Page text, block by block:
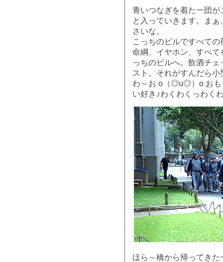
青いつなぎを着た一団
と入っていきます。ま
さいな。
こっちのビルですべて
命綱、イヤホン、すべ
っちのビルへ。飲酒チ
スト。それがすんだら
わ～お o（◎u◎）o おも
い好き♪わくわくっわく
ほら～橋から帰ってき